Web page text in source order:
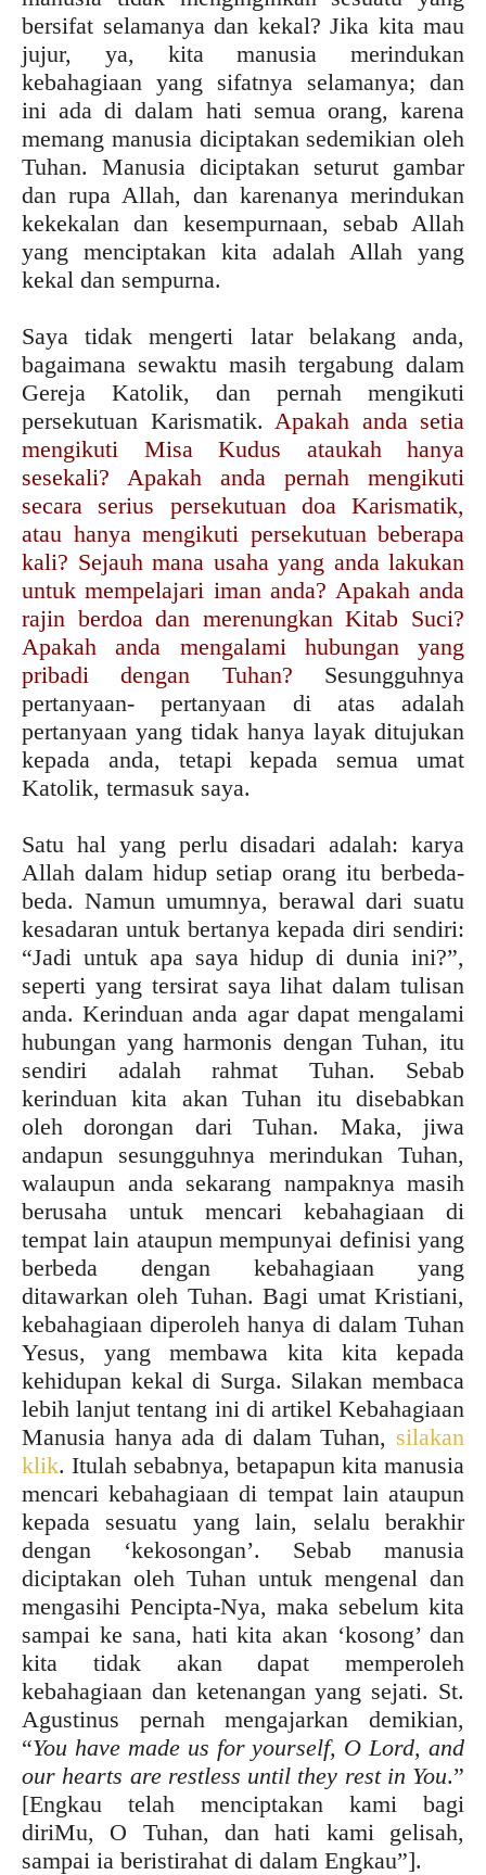
bersifat selamanya dan kekal? Jika kita mau
jujur, ya, kita manusia merindukan
kebahagiaan yang sifatnya selamanya; dan
ini ada di dalam hati semua orang, karena
memang manusia diciptakan sedemikian oleh
Tuhan. Manusia diciptakan seturut gambar
dan rupa Allah, dan karenanya merindukan
kekekalan dan kesempurnaan, sebab Allah
yang menciptakan kita adalah Allah yang
kekal dan sempurna.
Saya tidak mengerti latar belakang anda,
bagaimana sewaktu masih tergabung dalam
Gereja Katolik, dan pernah mengikuti
persekutuan Karismatik. Apakah anda setia
mengikuti Misa Kudus ataukah hanya
sesekali? Apakah anda pernah mengikuti
secara serius persekutuan doa Karismatik,
atau hanya mengikuti persekutuan beberapa
kali? Sejauh mana usaha yang anda lakukan
untuk mempelajari iman anda? Apakah anda
rajin berdoa dan merenungkan Kitab Suci?
Apakah anda mengalami hubungan yang
pribadi dengan Tuhan? Sesungguhnya
pertanyaan- pertanyaan di atas adalah
pertanyaan yang tidak hanya layak ditujukan
kepada anda, tetapi kepada semua umat
Katolik, termasuk saya.
Satu hal yang perlu disadari adalah: karya
Allah dalam hidup setiap orang itu berbeda-
beda. Namun umumnya, berawal dari suatu
kesadaran untuk bertanya kepada diri sendiri:
“Jadi untuk apa saya hidup di dunia ini?”,
seperti yang tersirat saya lihat dalam tulisan
anda. Kerinduan anda agar dapat mengalami
hubungan yang harmonis dengan Tuhan, itu
sendiri adalah rahmat Tuhan. Sebab
kerinduan kita akan Tuhan itu disebabkan
oleh dorongan dari Tuhan. Maka, jiwa
andapun sesungguhnya merindukan Tuhan,
walaupun anda sekarang nampaknya masih
berusaha untuk mencari kebahagiaan di
tempat lain ataupun mempunyai definisi yang
berbeda dengan kebahagiaan yang
ditawarkan oleh Tuhan. Bagi umat Kristiani,
kebahagiaan diperoleh hanya di dalam Tuhan
Yesus, yang membawa kita kita kepada
kehidupan kekal di Surga. Silakan membaca
lebih lanjut tentang ini di artikel Kebahagiaan
Manusia hanya ada di dalam Tuhan, silakan
klik. Itulah sebabnya, betapapun kita manusia
mencari kebahagiaan di tempat lain ataupun
kepada sesuatu yang lain, selalu berakhir
dengan ‘kekosongan’. Sebab manusia
diciptakan oleh Tuhan untuk mengenal dan
mengasihi Pencipta-Nya, maka sebelum kita
sampai ke sana, hati kita akan ‘kosong’ dan
kita tidak akan dapat memperoleh
kebahagiaan dan ketenangan yang sejati. St.
Agustinus pernah mengajarkan demikian,
“You have made us for yourself, O Lord, and
our hearts are restless until they restin You.”
[Engkau telah menciptakan kami bagi
diriMu, O Tuhan, dan hati kami gelisah,
sampai ia beristirahat di dalam Engkau”].